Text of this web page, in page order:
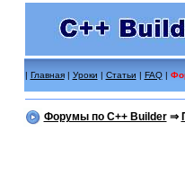
| Главная| Уроки | Статьи | FAQ|
Форумы по C++ Builder⇒